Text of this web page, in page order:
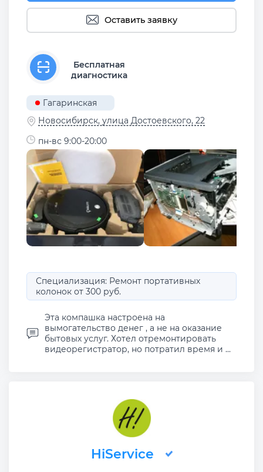
Оставить заявку
Бесплатная
диагностика
Гагаринская
Новосибирск, улица Достоевского, 22
пн-вс 9:00-20:00
Специализация: Ремонт портативных
колонок от 300 руб.
Эта компашка настроена на
вымогательство денег , а не на оказание
бытовых услуг. Хотел отремонтировать
видеорегистратор, но потратил время и ...
HiService